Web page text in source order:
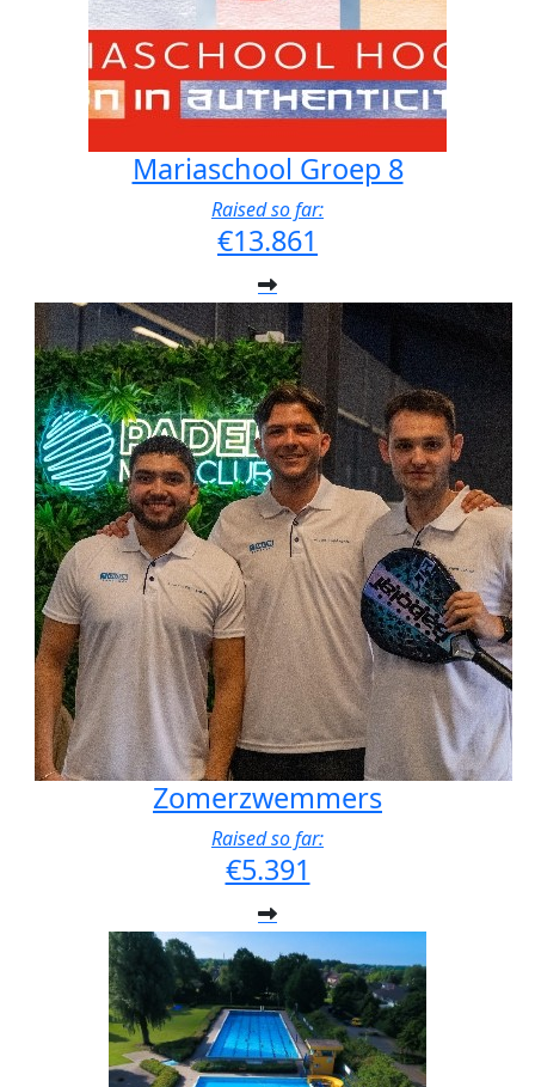
Mariaschool Groep 8
Raised so far:
€13.861
Zomerzwemmers
Raised so far:
€5.391